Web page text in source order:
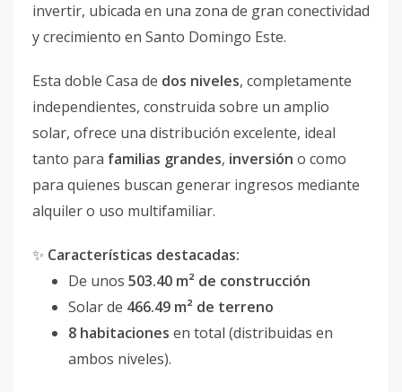
invertir, ubicada en una zona de gran conectividad
y crecimiento en Santo Domingo Este.
Esta doble Casa de dos niveles, completamente
independientes, construida sobre un amplio
solar, ofrece una distribución excelente, ideal
tanto para familias grandes, inversión o como
para quienes buscan generar ingresos mediante
alquiler o uso multifamiliar.
✨ Características destacadas:
De unos 503.40 m² de construcción
Solar de 466.49 m² de terreno
8 habitaciones en total (distribuidas en
ambos niveles).